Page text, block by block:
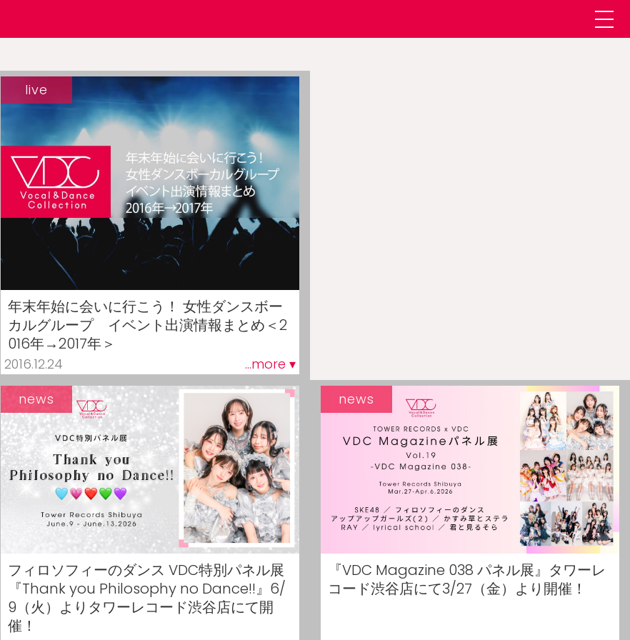
年末年始に会いに行こう！ 女性ダンスボー
カルグループ イベント出演情報まとめ＜2
016年→2017年＞
2016.12.24 ...more ▾
live
フィロソフィーのダンス VDC特別パネル展
『Thank you Philosophy no Dance!!』6/
9（火）よりタワーレコード渋谷店にて開
催！
news
『VDC Magazine 038 パネル展』タワーレ
コード渋谷店にて3/27（金）より開催！
news